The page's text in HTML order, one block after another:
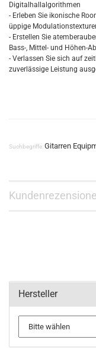
Digitalhallalgorithmen
- Erleben Sie ikonische
üppige
- Erstellen Sie
Bass-, Mittel- und Höhen-
- Verlassen Sie sich auf
zuverlässige Leistung
Suchbegriffe:Gitarren
Hersteller